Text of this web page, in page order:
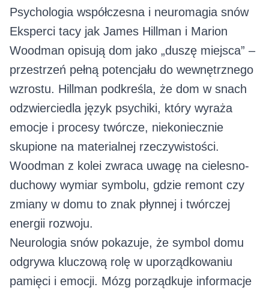
Psychologia współczesna i neuromagia snów
Eksperci tacy jak James Hillman i Marion
Woodman opisują dom jako „duszę miejsca” –
przestrzeń pełną potencjału do wewnętrznego
wzrostu. Hillman podkreśla, że dom w snach
odzwierciedla język psychiki, który wyraża
emocje i procesy twórcze, niekoniecznie
skupione na materialnej rzeczywistości.
Woodman z kolei zwraca uwagę na cielesno-
duchowy wymiar symbolu, gdzie remont czy
zmiany w domu to znak płynnej i twórczej
energii rozwoju.
Neurologia snów pokazuje, że symbol domu
odgrywa kluczową rolę w uporządkowaniu
pamięci i emocji. Mózg porządkuje informacje